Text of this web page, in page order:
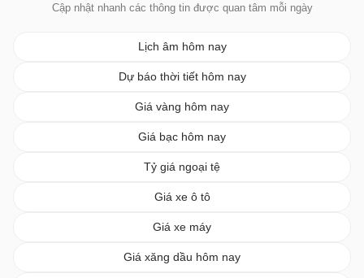
Cập nhật nhanh các thông tin được quan tâm mỗi ngày
Lịch âm hôm nay
Dự báo thời tiết hôm nay
Giá vàng hôm nay
Giá bạc hôm nay
Tỷ giá ngoại tệ
Giá xe ô tô
Giá xe máy
Giá xăng dầu hôm nay